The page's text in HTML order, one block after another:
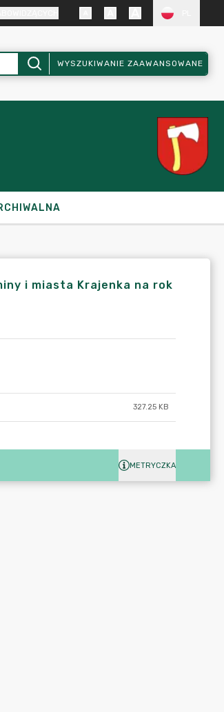
WYSZUKIWANIE ZAAWANSOWANE
i miasta Krajenka na rok
327.25 KB
METRYCZKA